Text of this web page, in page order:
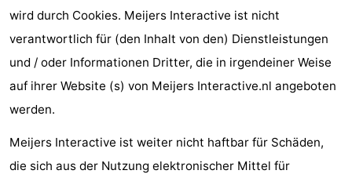
&
tun
-
Museen
-
Denkmäler
-
-
wird durch Cookies. Meijers Interactive ist nicht
verantwortlich für (den Inhalt von den) Dienstleistungen
und / oder Informationen Dritter, die in irgendeiner Weise
auf ihrer Website (s) von Meijers Interactive.nl angeboten
werden.
Meijers Interactive ist weiter nicht haftbar für Schäden,
die sich aus der Nutzung elektronischer Mittel für